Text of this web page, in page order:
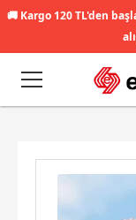
🚚 Kargo 120 TL'den